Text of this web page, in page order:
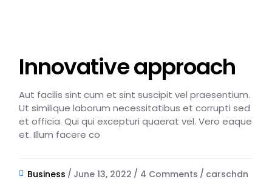
Innovative approach
Aut facilis sint cum et sint suscipit vel praesentium.
Ut similique laborum necessitatibus et corrupti sed
et officia. Qui qui excepturi quaerat vel. Vero eaque
et. Illum facere co
Business June 13, 2022 4 Comments carschdn